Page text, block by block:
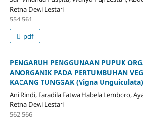
Retna Dewi Lestari
554-561
pdf
PENGARUH PENGGUNAAN PUPUK
ANORGANIK PADA PERTUMBUHAN
KACANG TUNGGAK (Vigna Unguiculata)
Ani Rindi, Faradila Fatwa Habela Lemboro,
Retna Dewi Lestari
562-566